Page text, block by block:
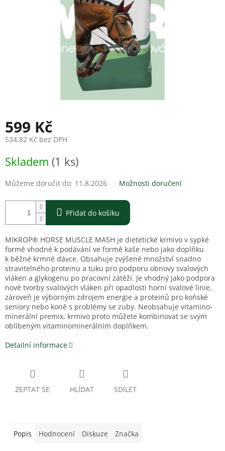
599 Kč
534,82 Kč bez DPH
cena:
Skladem (1 ks)
Můžeme doručit do: 11.8.2026 Možnosti doručení
Přidat do košíku
MIKROP® HORSE MUSCLE MASH je dietetické krmivo v sypké
formě vhodné k podávání ve formě kaše nebo jako doplňku
k běžné krmné dávce. Obsahuje zvýšené množství snadno
stravitelného proteinu a tuku pro podporu obnovy svalových
vláken a glykogenu po pracovní zátěži. Je vhodný jako podpora
nové tvorby svalových vláken při opadlosti horní svalové linie,
zároveň je výborným zdrojem energie a proteinů pro koňské
seniory nebo koně s problémy se zuby. Neobsahuje vitamino-
minerální premix, krmivo proto můžete kombinovat se svým
oblíbeným vitaminominerálním doplňkem.
Detailní informace
ZEPTAT SE HLÍDAT SDÍLET
Popis Hodnocení Diskuze Značka